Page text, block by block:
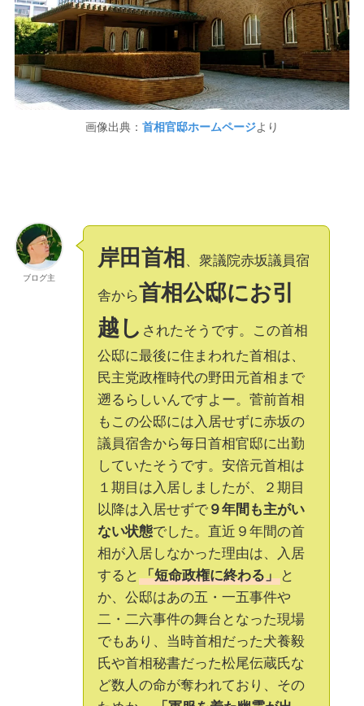
画像出典： 首相官邸ホームページより
ブログ主
岸田首相 、衆議院赤坂議員宿
舎から首相公邸にお引
越し されたそうです。この首相
公邸に最後に住まわれた首相は、
民主党政権時代の野田元首相まで
遡るらしいんですよー。菅前首相
もこの公邸には入居せずに赤坂の
議員宿舎から毎日首相官邸に出勤
していたそうです。安倍元首相は
１期目は入居しましたが、２期目
以降は入居せずで９年間も主がい
ない状態でした。直近９年間の首
相が入居しなかった理由は、入居
すると 「短命政権に終わる」と
か、公邸はあの五・一五事件や
二・二六事件の舞台となった現場
でもあり、当時首相だった犬養毅
氏や首相秘書だった松尾伝蔵氏な
ど数人の命が奪われており、その